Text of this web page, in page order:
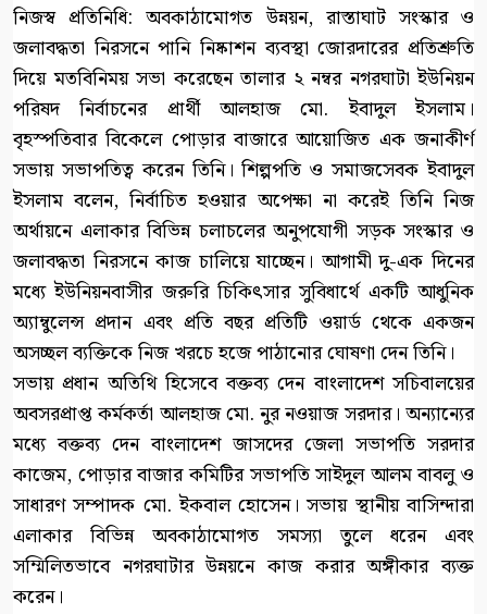
নিজস্ব প্রতিনিধি: অবকাঠামোগত উন্নয়ন, রাস্তাঘাট সংস্কার ও
জলাবদ্ধতা নিরসনে পানি নিষ্কাশন ব্যবস্থা জোরদারের প্রতিশ্রুতি
দিয়ে মতবিনিময় সভা করেছেন তালার ২ নম্বর নগরঘাটা ইউনিয়ন
পরিষদ নির্বাচনের প্রার্থী আলহাজ মো. ইবাদুল ইসলাম।
বৃহস্পতিবার বিকেলে পোড়ার বাজারে আয়োজিত এক জনাকীর্ণ
সভায় সভাপতিত্ব করেন তিনি। শিল্পপতি ও সমাজসেবক ইবাদুল
ইসলাম বলেন, নির্বাচিত হওয়ার অপেক্ষা না করেই তিনি নিজ
অর্থায়নে এলাকার বিভিন্ন চলাচলের অনুপযোগী সড়ক সংস্কার ও
জলাবদ্ধতা নিরসনে কাজ চালিয়ে যাচ্ছেন। আগামী দু-এক দিনের
মধ্যে ইউনিয়নবাসীর জরুরি চিকিৎসার সুবিধার্থে একটি আধুনিক
অ্যাম্বুলেন্স প্রদান এবং প্রতি বছর প্রতিটি ওয়ার্ড থেকে একজন
অসচ্ছল ব্যক্তিকে নিজ খরচে হজে পাঠানোর ঘোষণা দেন তিনি।
সভায় প্রধান অতিথি হিসেবে বক্তব্য দেন বাংলাদেশ সচিবালয়ের
অবসরপ্রাপ্ত কর্মকর্তা আলহাজ মো. নুর নওয়াজ সরদার। অন্যান্যের
মধ্যে বক্তব্য দেন বাংলাদেশ জাসদের জেলা সভাপতি সরদার
কাজেম, পোড়ার বাজার কমিটির সভাপতি সাইদুল আলম বাবলু ও
সাধারণ সম্পাদক মো. ইকবাল হোসেন। সভায় স্থানীয় বাসিন্দারা
এলাকার বিভিন্ন অবকাঠামোগত সমস্যা তুলে ধরেন এবং
সম্মিলিতভাবে নগরঘাটার উন্নয়নে কাজ করার অঙ্গীকার ব্যক্ত
করেন।